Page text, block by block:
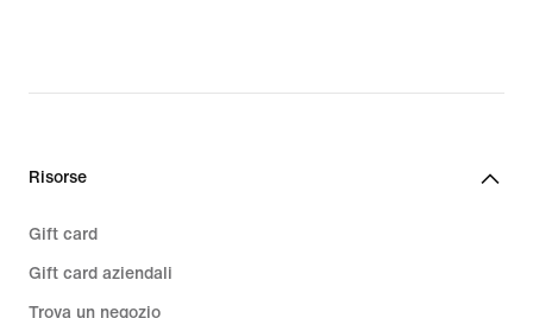
price
Risorse
Gift card
Gift card aziendali
Trova un negozio